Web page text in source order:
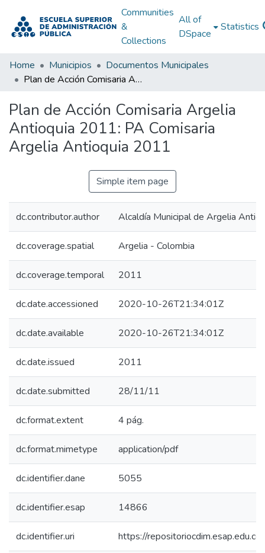
Communities
&
Collections
All of
DSpace
Statistics
Home Municipios
Documentos Municipales
Plan de Acción Comisaria Argelia Antioquia 2011: PA Comisaria Argelia Antioquia 2011
Plan de Acción Comisaria Argelia
Antioquia 2011: PA Comisaria
Argelia Antioquia 2011
Simple item page
dc.contributor.author Alcaldía Municipal de Argelia
dc.coverage.spatial Argelia - Colombia
dc.coverage.temporal 2011
dc.date.accessioned 2020-10-26T21:34:01Z
dc.date.available 2020-10-26T21:34:01Z
dc.date.issued 2011
dc.date.submitted 28/11/11
dc.format.extent 4 pág.
dc.format.mimetype application/pdf
dc.identifier.dane 5055
dc.identifier.esap 14866
dc.identifier.uri https://